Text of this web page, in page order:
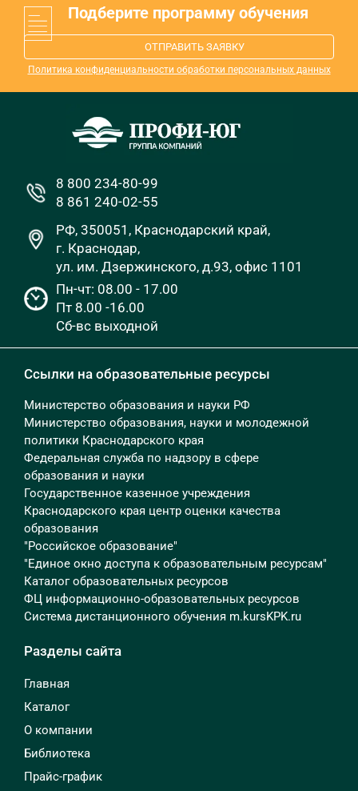
Подберите программу обучения
ОТПРАВИТЬ ЗАЯВКУ
Политика конфиденциальности обработки персональных данных
8 800 234-80-99
8 861 240-02-55
РФ, 350051, Краснодарский край,
г. Краснодар,
ул. им. Дзержинского, д.93, офис 1101
Пн-чт: 08.00 - 17.00
Пт 8.00 -16.00
Сб-вс выходной
Ссылки на образовательные ресурсы
Министерство образования и науки РФ
Министерство образования, науки и молодежной
политики Краснодарского края
Федеральная служба по надзору в сфере
образования и науки
Государственное казенное учреждения
Краснодарского края центр оценки качества
образования
"Российское образование"
"Единое окно доступа к образовательным ресурсам"
Каталог образовательных ресурсов
ФЦ информационно-образовательных ресурсов
Система дистанционного обучения m.kursKPK.ru
Разделы сайта
Главная
Каталог
О компании
Библиотека
Прайс-график